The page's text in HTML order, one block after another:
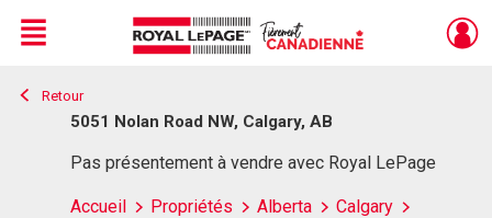
Live
En Direct
Menu
Retour
5051 Nolan Road NW, Calgary, AB
Pas présentement à vendre avec Royal LePage
Accueil Propriétés Alberta
Calgary